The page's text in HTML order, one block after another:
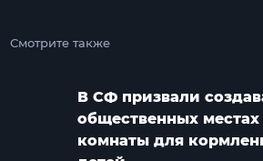
Смотрите также
В СФ призвали
общественных местах
комнаты для